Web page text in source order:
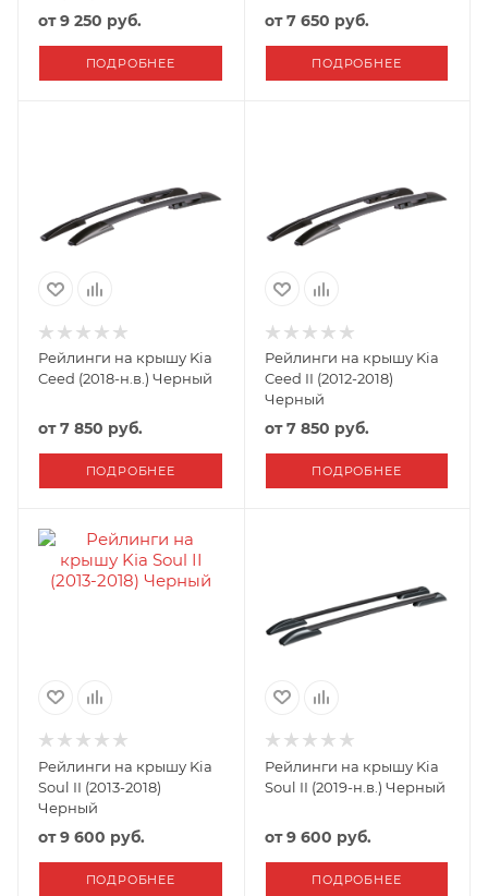
от9 250 руб.
ПОДРОБНЕЕ
от7 650 руб.
ПОДРОБНЕЕ
Рейлинги на крышу Kia
Ceed (2018-н.в.) Черный
от7 850 руб.
ПОДРОБНЕЕ
Рейлинги на крышу Kia
Ceed II (2012-2018)
Черный
от7 850 руб.
ПОДРОБНЕЕ
Рейлинги на крышу Kia
Soul II (2013-2018)
Черный
от9 600 руб.
ПОДРОБНЕЕ
Рейлинги на крышу Kia
Soul II (2019-н.в.) Черный
от9 600 руб.
ПОДРОБНЕЕ